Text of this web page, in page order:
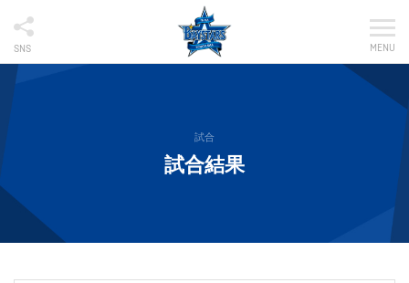
SNS MENU
試合
試合結果